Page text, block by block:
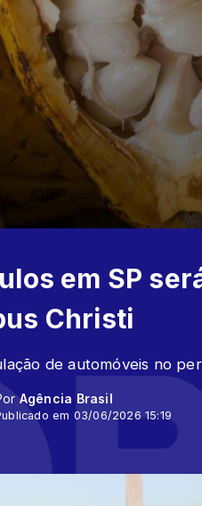
em SP
Christi
de automóveis no
Agência Brasil
em 03/06/2026 15:19